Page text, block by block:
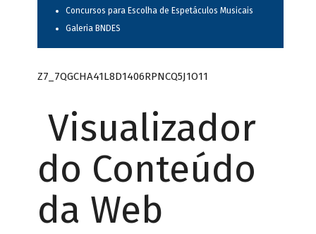
Concursos para Escolha de Espetáculos Musicais
Galeria BNDES
Z7_7QGCHA41L8D1406RPNCQ5J1O11
Visualizador
do Conteúdo
da Web